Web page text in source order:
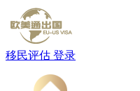
移民评估 登录